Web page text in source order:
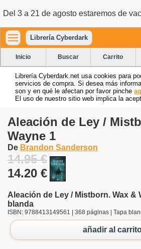
Del 3 a 21 de agosto estaremos de
Librería Cyberdark
Inicio Buscar Carrito
Librería Cyberdark.net usa cookies para
servicios de compra. Si desea más
son y en qué le afectan por favor pinche
El uso de nuestro sitio web implica la
Aleación de Ley /
Wayne 1
De Brandon Sanderson
14.95 €
14.20 €
Aleación de Ley / Mistborn. Wax &
blanda
ISBN: 9788413149561 | 368 páginas | Tapa
añadir al